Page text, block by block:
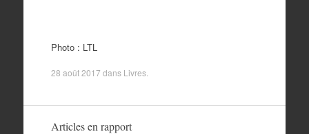
Photo : LTL
28 août 2017 dans Livres.
Articles en rapport